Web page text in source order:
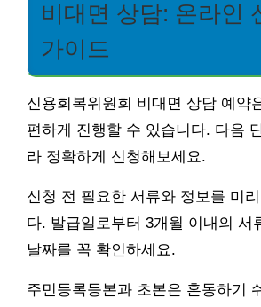
비대면 상담: 온라인
가이드
신용회복위원회 비대면 상담 예약
편하게 진행할 수 있습니다. 다음
라 정확하게 신청해보세요.
신청 전 필요한 서류와 정보를 미
다. 발급일로부터 3개월 이내의 서
날짜를 꼭 확인하세요.
주민등록등본과 초본은 혼동하기